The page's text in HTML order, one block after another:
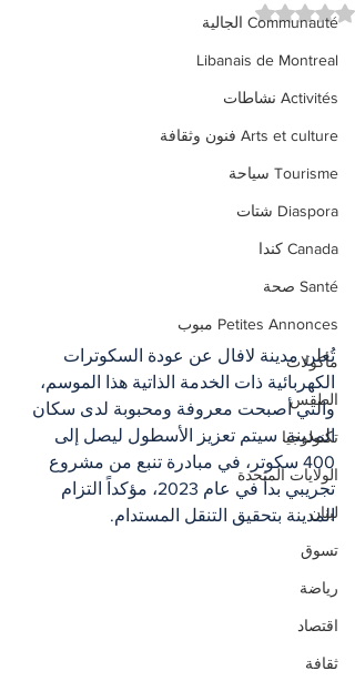
Communauté الجالية
Libanais de Montreal
Activités نشاطات
Arts et culture فنون وثقافة
Tourisme سياحة
Diaspora شتات
Canada كندا
Santé صحة
Petites Annonces مبوب
مأكولات
الطقس
تكنولوجيا
الولايات المتحدة
لبنان
تسوق
رياضة
اقتصاد
ثقافة
تم التقييم بـ ليس رقمًا من أصل 5 نجوم.
تُعلن مدينة لافال عن عودة السكوترات
الكهربائية ذات الخدمة الذاتية هذا الموسم،
والتي أصبحت معروفة ومحبوبة لدى سكان
المدينة. سيتم تعزيز الأسطول ليصل إلى
400 سكوتر، في مبادرة تنبع من مشروع
تجريبي بدأ في عام 2023، مؤكداً التزام
المدينة بتحقيق التنقل المستدام.